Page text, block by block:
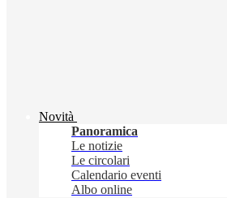
Novità
Panoramica
Le notizie
Le circolari
Calendario eventi
Albo online